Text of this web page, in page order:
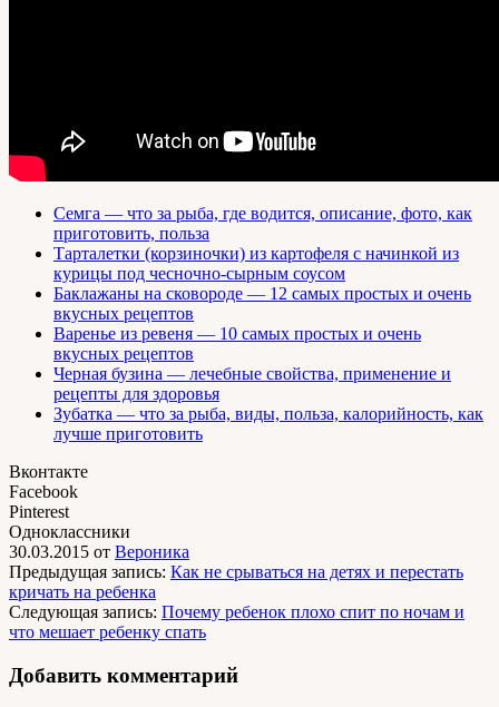
Семга — что за рыба, где водится, описание, фото, как
приготовить, польза
Тарталетки (корзиночки) из картофеля с начинкой из
курицы под чесночно-сырным соусом
Баклажаны на сковороде — 12 самых простых и очень
вкусных рецептов
Варенье из ревеня — 10 самых простых и очень
вкусных рецептов
Черная бузина — лечебные свойства, применение и
рецепты для здоровья
Зубатка — что за рыба, виды, польза, калорийность, как
лучше приготовить
Вконтакте
Facebook
Pinterest
Одноклассники
30.03.2015 от Вероника
Предыдущая запись: Как не срываться на детях и перестать
кричать на ребенка
Следующая запись: Почему ребенок плохо спит по ночам и
что мешает ребенку спать
Добавить комментарий